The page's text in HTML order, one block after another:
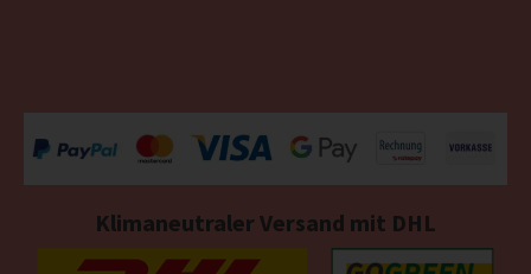
Klimaneutraler Versand mit DHL